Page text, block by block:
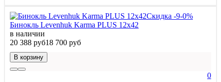
Скидка -9-0%
Бинокль Levenhuk Karma PLUS 12x42
в наличии
20 388 руб18 700 руб
В корзину
0